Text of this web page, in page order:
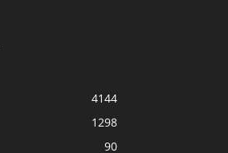
4144
1298
90